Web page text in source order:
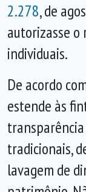
2.278, de
autorizasse
individuais.
De acordo
estende às
tradicionais,
lavagem de